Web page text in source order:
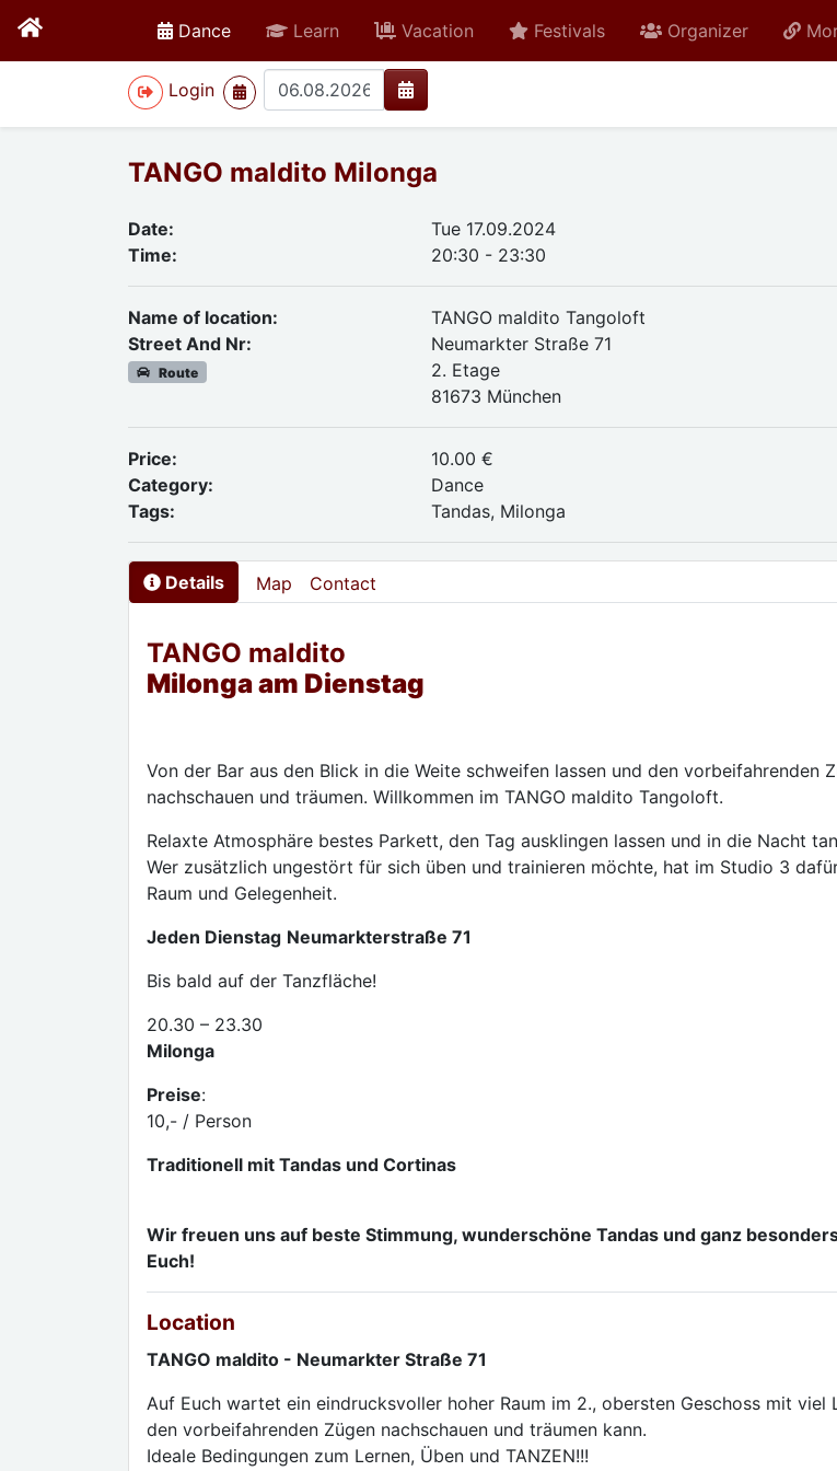
Danceactive Learn Vacation Festivals Organizer
Login
>
TANGO maldito Milonga
Date:
Tue 17.09.2024
Time:
20:30 - 23:30
Name of location:
TANGO maldito Tangoloft
Street And Nr:
Route
Neumarkter Straße 71
2. Etage
81673 München
Price:
10.00 €
Category:
Dance
Tags:
Tandas, Milonga
Details Map Contact
TANGO maldito
Milonga am Dienstag
Von der Bar aus den Blick in die Weite schweifen lassen und den vorbeifahrenden
nachschauen und träumen. Willkommen im TANGO maldito Tangoloft.
Relaxte Atmosphäre bestes Parkett, den Tag ausklingen lassen und in die Nacht
Wer zusätzlich ungestört für sich üben und trainieren möchte, hat im Studio 3
Raum und Gelegenheit.
Jeden Dienstag Neumarkterstraße 71
Bis bald auf der Tanzfläche!
20.30 – 23.30
Milonga
Preise:
10,- / Person
Traditionell mit Tandas und Cortinas
Wir freuen uns auf beste Stimmung, wunderschöne Tandas und ganz
Euch!
Location
TANGO maldito - Neumarkter Straße 71
Auf Euch wartet ein eindrucksvoller hoher Raum im 2., obersten Geschoss mit
den vorbeifahrenden Zügen nachschauen und träumen kann.
Ideale Bedingungen zum Lernen, Üben und TANZEN!!!